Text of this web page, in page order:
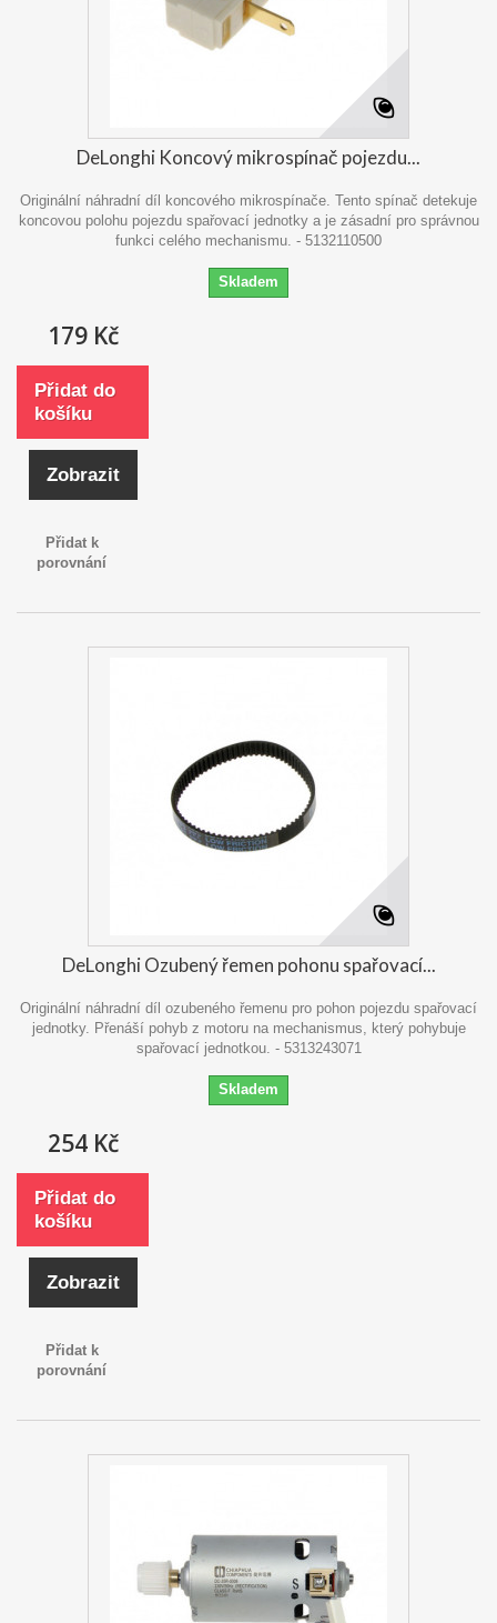
DeLonghi Koncový mikrospínač pojezdu...
Originální náhradní díl koncového mikrospínače. Tento spínač detekuje
koncovou polohu pojezdu spařovací jednotky a je zásadní pro správnou
funkci celého mechanismu. - 5132110500
Skladem
179 Kč
Přidat do
košíku
Zobrazit
Přidat k
porovnání
DeLonghi Ozubený řemen pohonu spařovací...
Originální náhradní díl ozubeného řemenu pro pohon pojezdu spařovací
jednotky. Přenáší pohyb z motoru na mechanismus, který pohybuje
spařovací jednotkou. - 5313243071
Skladem
254 Kč
Přidat do
košíku
Zobrazit
Přidat k
porovnání